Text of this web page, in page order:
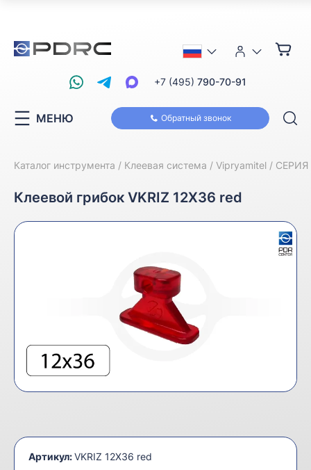
Обратный звонок
+7 (495) 790-70-91
МЕНЮ
Каталог инструмента Клеевая система Vipryamitel СЕРИЯ
Клеевой грибок VKRIZ 12Х36 red
Артикул:VKRIZ 12Х36 red